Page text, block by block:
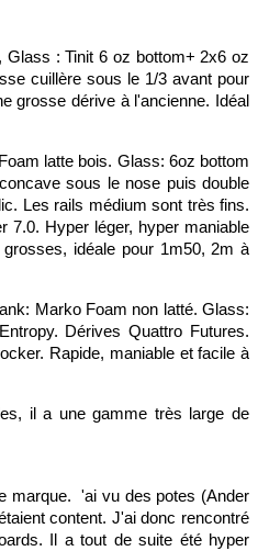
Glass : Tinit 6 oz bottom+ 2x6 oz
cuillère sous le 1/3 avant pour
grosse dérive à l'ancienne. Idéal
latte bois. Glass: 6oz bottom
sous le nose puis double
Les rails médium sont très fins.
7.0. Hyper léger, hyper maniable
idéale pour 1m50, 2m à
Marko Foam non latté. Glass:
Dérives Quattro Futures.
Rapide, maniable et facile à
il a une gamme très large de
marque. 'ai vu des potes (Ander
content. J'ai donc rencontré
Il a tout de suite été hyper